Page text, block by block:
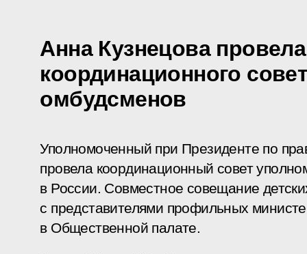
Анна Кузнецова
координационного
омбудсменов
Уполномоченный при Президенте по
провела координационный совет
в России. Совместное совещание
с представителями профильных
в Общественной палате.